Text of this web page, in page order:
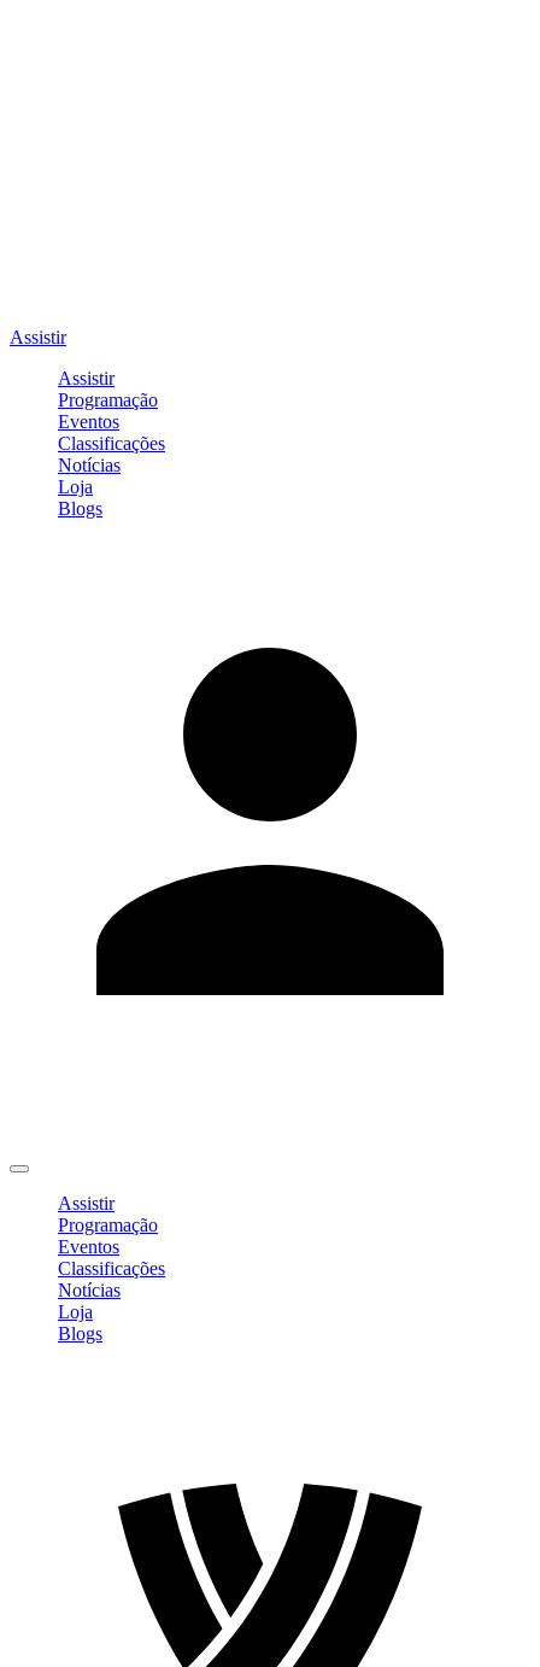
Assistir
Assistir
Programação
Eventos
Classificações
Notícias
Loja
Blogs
Assistir
Programação
Eventos
Classificações
Notícias
Loja
Blogs